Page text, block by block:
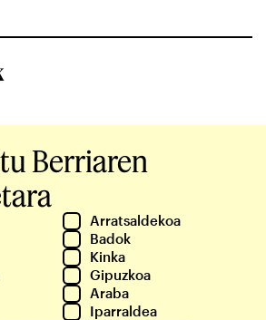
Berriaren
Arratsaldekoa
Badok
Kinka
Gipuzkoa
Araba
Iparraldea